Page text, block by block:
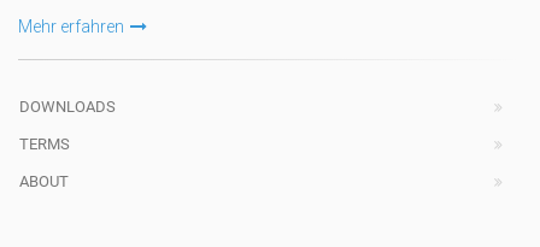
Mehr erfahren
DOWNLOADS
TERMS
ABOUT